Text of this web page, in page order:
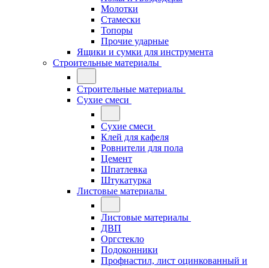
Молотки
Стамески
Топоры
Прочие ударные
Ящики и сумки для инструмента
Строительные материалы
Строительные материалы
Сухие смеси
Сухие смеси
Клей для кафеля
Ровнители для пола
Цемент
Шпатлевка
Штукатурка
Листовые материалы
Листовые материалы
ДВП
Оргстекло
Подоконники
Профнастил, лист оцинкованный и